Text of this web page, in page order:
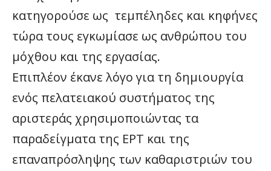
κατηγορούσε ως τεμπέληδες και κηφήνες
τώρα τους εγκωμίασε ως ανθρώπου του
μόχθου και της εργασίας.
Επιπλέον έκανε λόγο για τη δημιουργία
ενός πελατειακού συστήματος της
αριστεράς χρησιμοποιώντας τα
παραδείγματα της ΕΡΤ και της
επαναπρόσληψης των καθαριστριών του